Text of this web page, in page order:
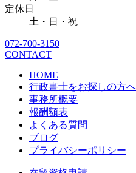
定休日
土・日・祝
072-700-3150
CONTACT
HOME
行政書士をお探しの方へ
事務所概要
報酬額表
よくある質問
ブログ
プライバシーポリシー